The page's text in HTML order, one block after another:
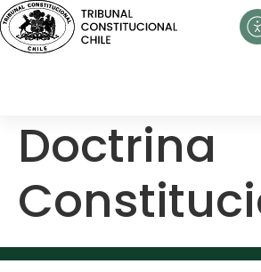
contenido
Doctrina